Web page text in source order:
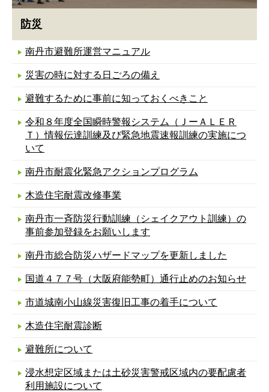
防災
南丹市避難所運営マニュアル
災害の時に対する日ごろの備え
避難するために事前に知っておくべきこと
令和８年度全国瞬時警報システム（ＪーＡＬＥＲ
Ｔ）情報伝達訓練及び緊急地震速報訓練の実施につ
いて
南丹市耐震化緊急アクションプログラム
木造住宅耐震改修事業
南丹市一斉防災行動訓練（シェイクアウト訓練）の
事前参加登録をお願いします
南丹市総合防災ハザードマップを更新しました
国道４７７号（大阪府能勢町）通行止めのお知らせ
市道城南小山線災害復旧工事の着手について
木造住宅耐震診断
避難所について
浸水想定区域または土砂災害警戒区域内の要配慮者
利用施設について